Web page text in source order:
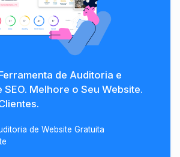
de Auditoria e
SEO. Melhore o Seu Website.
de Website Gratuita